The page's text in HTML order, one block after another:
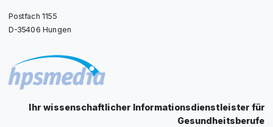
Postfach 1155
D-35406 Hungen
Ihr wissenschaftlicher Informationsdienstleister für
Gesundheitsberufe